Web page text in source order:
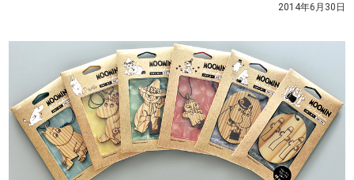
2014年6月30日